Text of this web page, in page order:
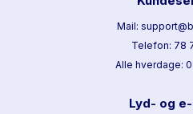
Mail:
Telefon: 78
Alle hverdage:
Lyd- og